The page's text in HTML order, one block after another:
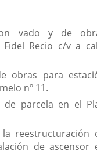
vado y de
Recio c/v a
obras para
nº 11.
de parcela en el
reestructuración
de ascensor